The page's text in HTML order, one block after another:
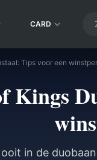
CARD
Kings
ooit in de